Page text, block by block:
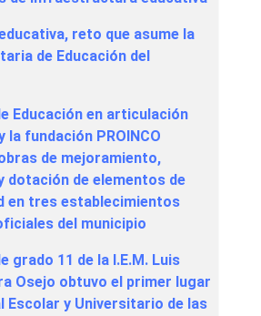
reto que asume la
de Educación del
Educación en articulación
la fundación PROINCO
de mejoramiento,
dotación de elementos de
en tres establecimientos
del municipio
grado 11 de la I.E.M. Luis
Osejo obtuvo el primer lugar
Escolar y Universitario de las